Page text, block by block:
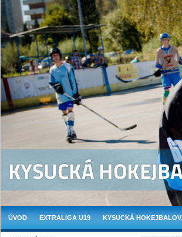
ÚVOD EXTRALIGA U19 KYSUCKÁ